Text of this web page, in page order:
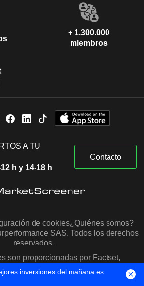
+ 1.300.000
miembros
A TU
h y 14-18 h
Contacto
de cookies¿Quiénes somos?
SAS. Todos los derechos
reservados.
son proporcionadas por Factset,
y S&P Capital IQ
inversiones del mañana es